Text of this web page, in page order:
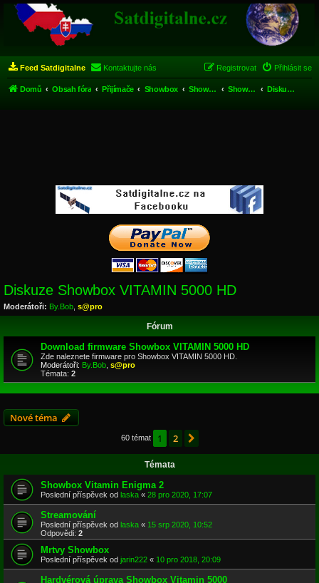
Feed Satdigitalne Kontaktujte nás Přihlásit se
Registrovat
Domů Obsah fóra Přijímače Showbox Showbox VITAMIN 5000 HD Showbox VITAMIN 5000 HD Diskuze Showbox VITAMIN 5000 HD
Diskuze Showbox VITAMIN 5000 HD
Moderátoři: By.Bob s@pro
Fórum
Download firmware Showbox VITAMIN 5000 HD
Zde naleznete firmware pro Showbox VITAMIN 5000 HD.
Moderátoři: By.Bob s@pro
Témata: 2
Nové téma
60 témat 1 2
Témata
Showbox Vitamin Enigma 2
Poslední příspěvek od laska « 28 pro 2020, 17:07
Streamování
Poslední příspěvek od laska « 15 srp 2020, 10:52
Odpovědi: 2
Mrtvy Showbox
Poslední příspěvek od jarin222 « 10 pro 2018, 20:09
Hardvérová úprava Showbox Vitamin 5000